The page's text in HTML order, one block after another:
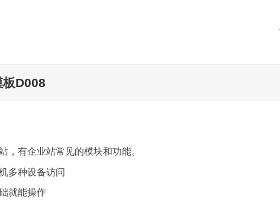
D008
，有企业站常见的模块和功能。
多种设备访问
就能操作